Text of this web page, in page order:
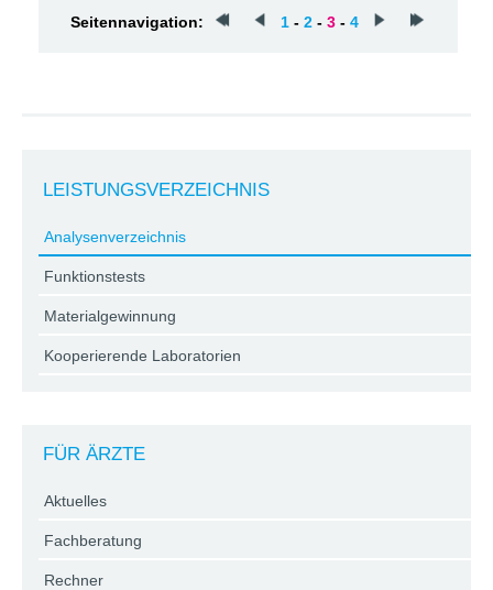
Seitennavigation: 1 - 2 - 3 - 4
LEISTUNGSVERZEICHNIS
Analysenverzeichnis
Funktionstests
Materialgewinnung
Kooperierende Laboratorien
FÜR ÄRZTE
Aktuelles
Fachberatung
Rechner